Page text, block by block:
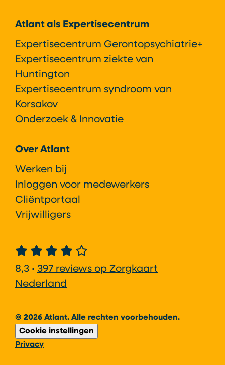
Atlant als Expertisecentrum
Expertisecentrum Gerontopsychiatrie+
Expertisecentrum ziekte van
Huntington
Expertisecentrum syndroom van
Korsakov
Onderzoek & Innovatie
Over Atlant
Werken bij
Inloggen voor medewerkers
Cliëntportaal
Vrijwilligers
8,3 • 397 reviews op Zorgkaart
Nederland
© 2026 Atlant. Alle rechten voorbehouden.
Cookie instellingen
Privacy